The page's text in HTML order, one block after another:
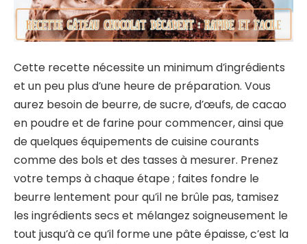
Cette recette nécessite un minimum d’ingrédients
et un peu plus d’une heure de préparation. Vous
aurez besoin de beurre, de sucre, d’œufs, de cacao
en poudre et de farine pour commencer, ainsi que
de quelques équipements de cuisine courants
comme des bols et des tasses à mesurer. Prenez
votre temps à chaque étape ; faites fondre le
beurre lentement pour qu’il ne brûle pas, tamisez
les ingrédients secs et mélangez soigneusement le
tout jusqu’à ce qu’il forme une pâte épaisse, c’est la